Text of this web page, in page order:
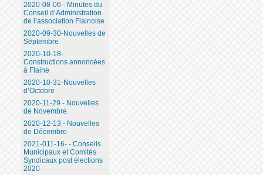
2020-08-06 - Minutes du
Conseil d’Administration
de l’association Flainoise
2020-09-30-Nouvelles de
Septembre
2020-10-18-
Constructions annoncées
à Flaine
2020-10-31-Nouvelles
d’Octobre
2020-11-29 - Nouvelles
de Novembre
2020-12-13 - Nouvelles
de Décembre
2021-011-16- - Conseils
Municipaux et Comités
Syndicaux post élections
2020